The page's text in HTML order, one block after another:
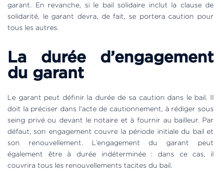
garant. En revanche, si le bail solidaire inclut la clause de
solidarité, le garant devra, de fait, se portera caution pour
tous les autres.
La durée d’engagement
du garant
Le garant peut définir la durée de sa caution dans le bail. Il
doit la préciser dans l’acte de cautionnement, à rédiger sous
seing privé ou devant le notaire et à fournir au bailleur. Par
défaut, son engagement couvre la période initiale du bail et
son renouvellement. L’engagement du garant peut
également être à durée indéterminée : dans ce cas, il
couvrira tous les renouvellements tacites du bail.